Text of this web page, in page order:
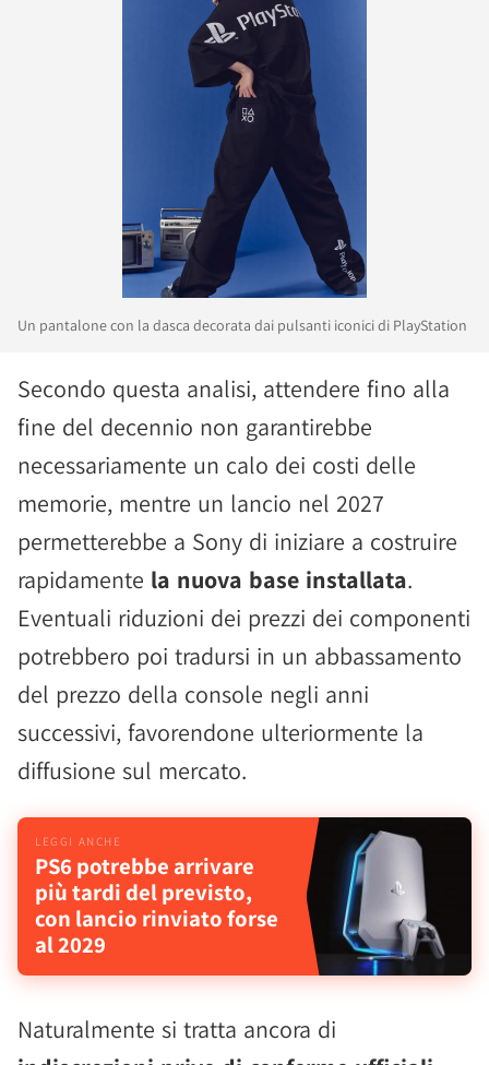
Un pantalone con la dasca decorata dai pulsanti iconici di PlayStation
Secondo questa analisi, attendere fino alla
fine del decennio non garantirebbe
necessariamente un calo dei costi delle
memorie, mentre un lancio nel 2027
permetterebbe a Sony di iniziare a costruire
rapidamente la nuova base installata.
Eventuali riduzioni dei prezzi dei componenti
potrebbero poi tradursi in un abbassamento
del prezzo della console negli anni
successivi, favorendone ulteriormente la
diffusione sul mercato.
PS6 potrebbe arrivare
più tardi del previsto,
con lancio rinviato forse
al 2029
Naturalmente si tratta ancora di